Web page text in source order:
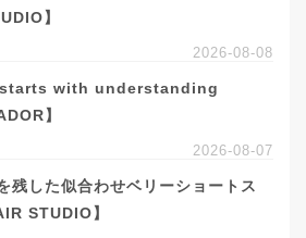
】
2026-08-08
with understanding
】
2026-08-07
残した似合わせベリーショートス
STUDIO】